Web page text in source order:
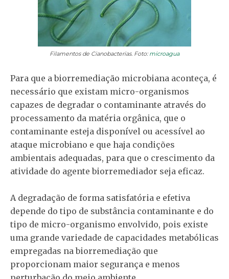
Filamentos de Cianobacterias. Foto: microagua
Para que a biorremediação microbiana aconteça, é
necessário que existam micro-organismos
capazes de degradar o contaminante através do
processamento da matéria orgânica, que o
contaminante esteja disponível ou acessível ao
ataque microbiano e que haja condições
ambientais adequadas, para que o crescimento da
atividade do agente biorremediador seja eficaz.
A degradação de forma satisfatória e efetiva
depende do tipo de substância contaminante e do
tipo de micro-organismo envolvido, pois existe
uma grande variedade de capacidades metabólicas
empregadas na biorremediação que
proporcionam maior segurança e menos